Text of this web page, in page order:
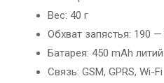
Вес: 40 г
Обхват запястья: 190
Батарея: 450 mAh
Связь: GSM, GPRS, Wi-Fi